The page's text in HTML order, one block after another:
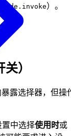
node.invoke）。
）
露选择器，但操
中选择使用时或